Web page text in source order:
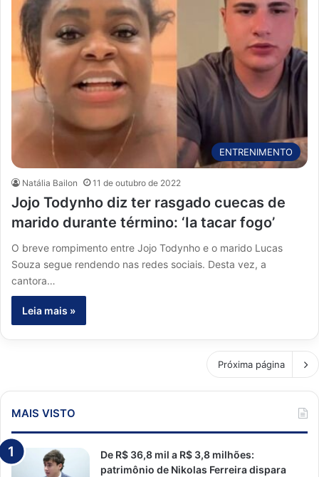
ENTRENIMENTO
Natália Bailon 11 de outubro de 2022
Jojo Todynho diz ter rasgado cuecas de
marido durante término: ‘Ia tacar fogo’
O breve rompimento entre Jojo Todynho e o marido Lucas
Souza segue rendendo nas redes sociais. Desta vez, a
cantora…
Leia mais »
Próxima página
MAIS VISTO
De R$ 36,8 mil a R$ 3,8 milhões:
patrimônio de Nikolas Ferreira dispara